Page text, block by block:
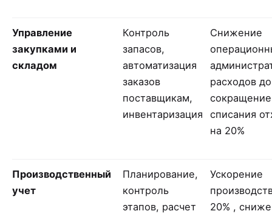
Управление
закупками и
складом
Контроль
запасов,
автоматизация
заказов
поставщикам,
инвентаризация
Снижение
расходов
сокращение
списания
на 20%
Производственный
учет
Планирование,
контроль
этапов, расчет
Ускорение
20% ,